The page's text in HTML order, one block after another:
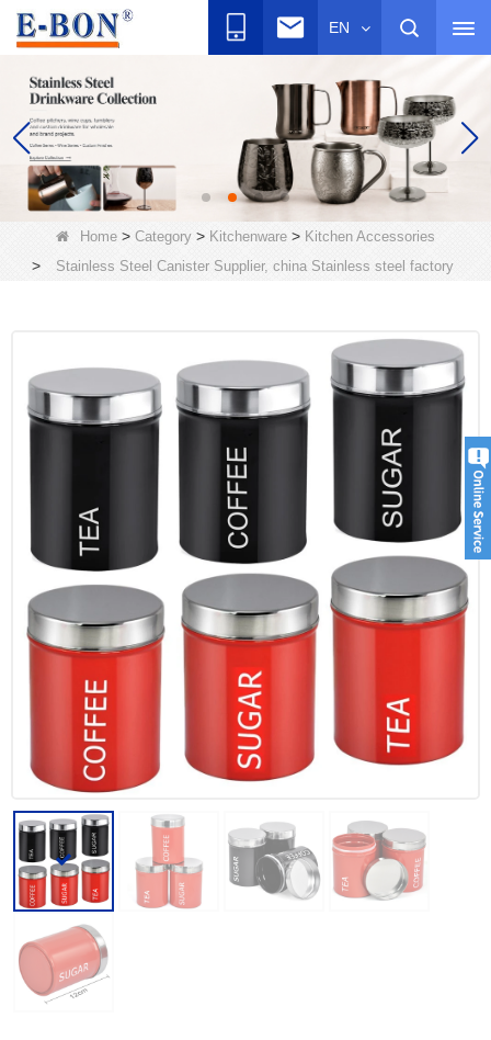
EN
Home > Category > Kitchenware > Kitchen Accessories
> Stainless Steel Canister Supplier, china Stainless steel factory